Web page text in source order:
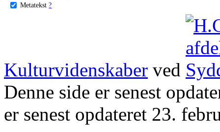
Metatekst ?
Kulturvidenskaber ved
Denne side er senest
er senest opdateret 23.